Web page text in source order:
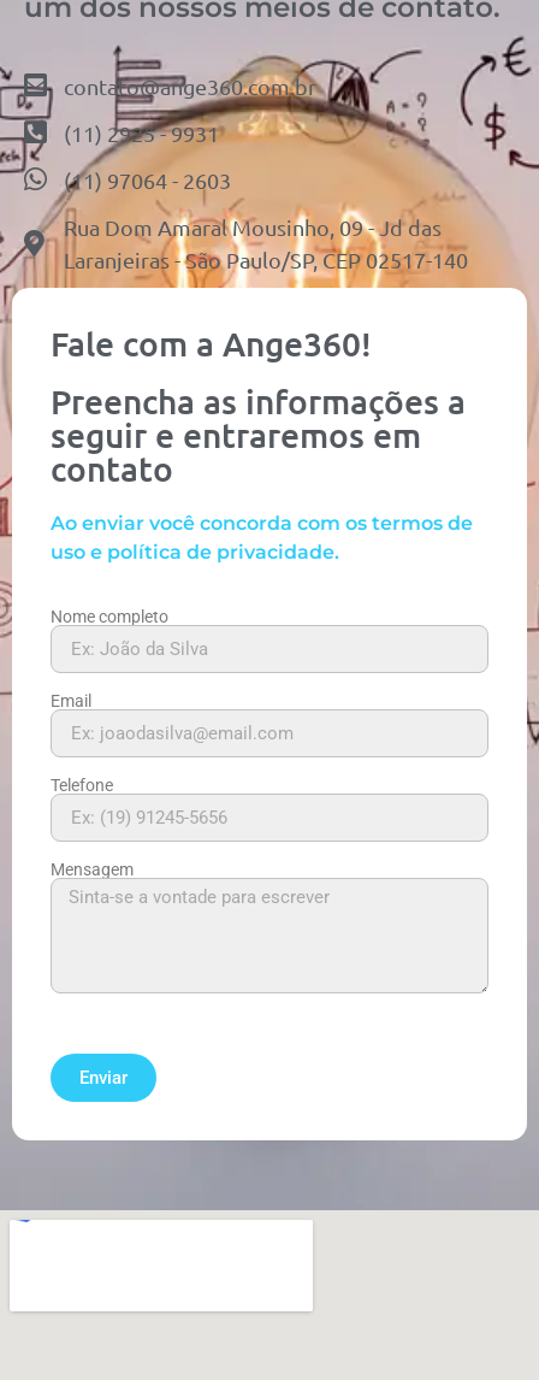
um dos nossos meios de contato.
contato@ange360.com.br
(11) 2925 - 9931
(11) 97064 - 2603
Rua Dom Amaral Mousinho, 09 - Jd das
Laranjeiras - São Paulo/SP, CEP 02517-140
Fale com a Ange360!
Preencha as informações a
seguir e entraremos em
contato
Ao enviar você concorda com os termos de
uso e política de privacidade.
Nome completo
Email
Telefone
Mensagem
Enviar